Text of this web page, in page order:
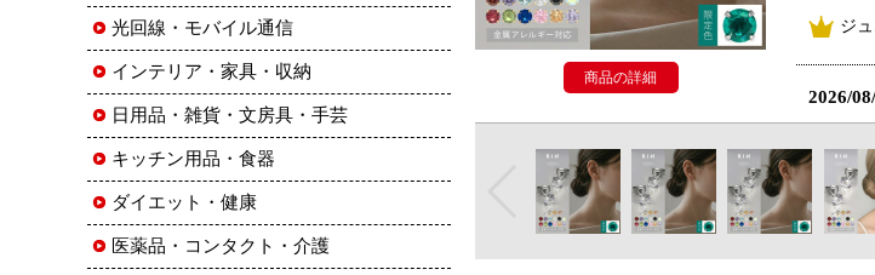
ジ
2026/
2026/07/
商品の詳細
光回線・モバイル通信
インテリア・家具・収納
日用品・雑貨・文房具・手芸
キッチン用品・食器
ダイエット・健康
医薬品・コンタクト・介護